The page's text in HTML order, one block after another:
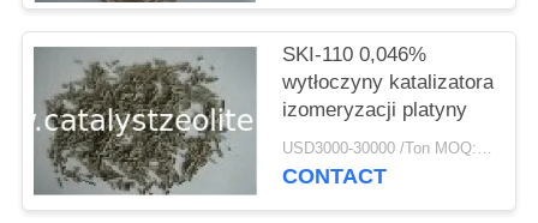
SKI-110 0,046%
wytłoczyny katalizatora
izomeryzacji platyny
USD3000-30000 /Ton MOQ:1 KG
CONTACT